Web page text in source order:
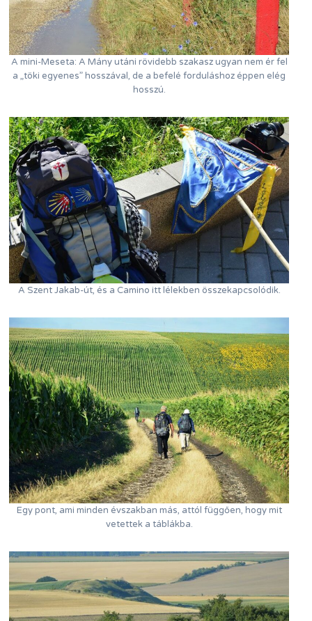
A mini-Meseta: A Mány utáni rövidebb szakasz ugyan nem ér fel
a „töki egyenes” hosszával, de a befelé forduláshoz éppen elég
hosszú.
A Szent Jakab-út, és a Camino itt lélekben összekapcsolódik.
Egy pont, ami minden évszakban más, attól függően, hogy mit
vetettek a táblákba.